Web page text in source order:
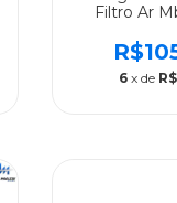
Filtro Ar
6 x de